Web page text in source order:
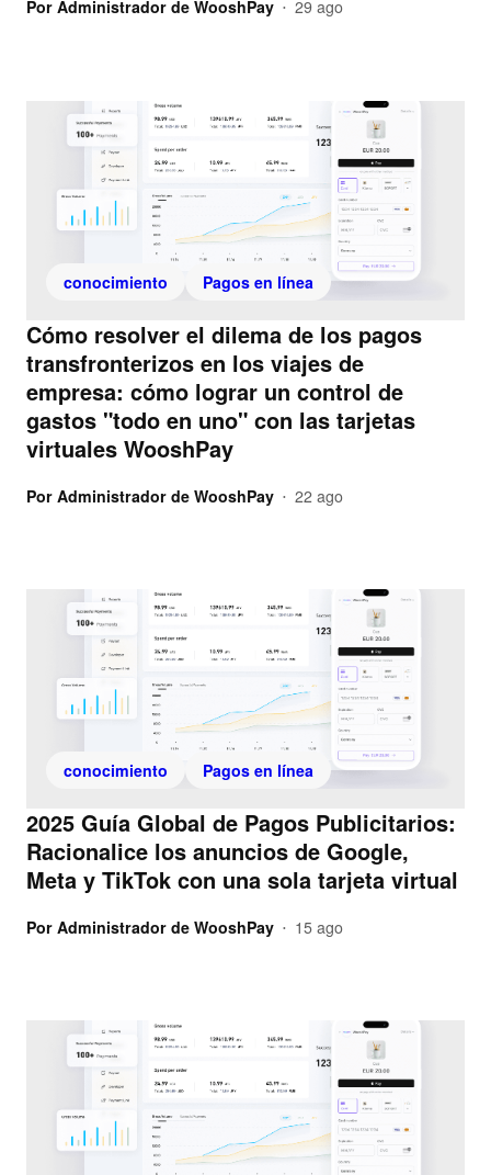
Por Administrador de WooshPay • 29 ago
conocimiento Pagos en línea
Cómo resolver el dilema de los pagos
transfronterizos en los viajes de
empresa: cómo lograr un control de
gastos "todo en uno" con las tarjetas
virtuales WooshPay
Por Administrador de WooshPay • 22 ago
conocimiento Pagos en línea
2025 Guía Global de Pagos Publicitarios:
Racionalice los anuncios de Google,
Meta y TikTok con una sola tarjeta virtual
Por Administrador de WooshPay • 15 ago